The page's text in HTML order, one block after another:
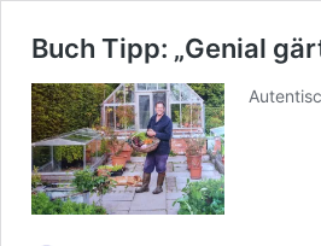
Buch Tipp: „Genial